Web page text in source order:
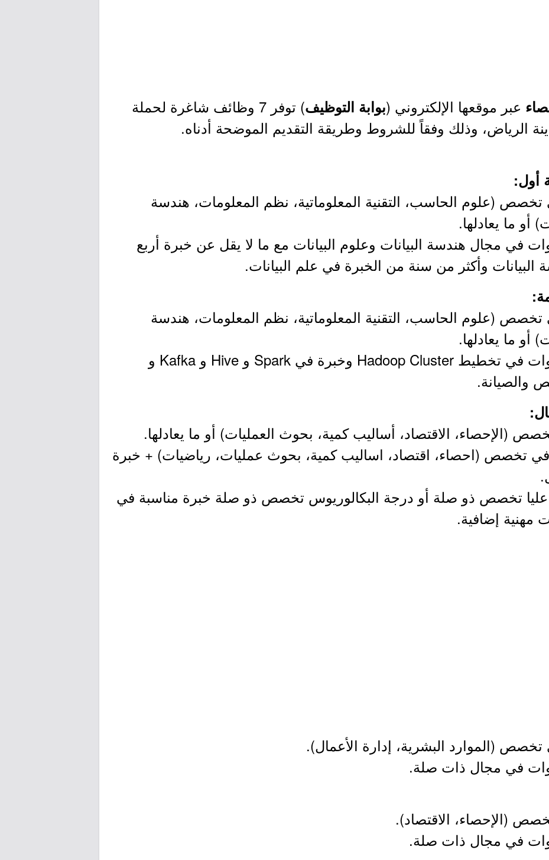
عبر موقعها الإلكتروني (بوابة التوظيف
) توفر 7 وظائف شاغرة لحملة
الرياض، وذلك وفقاً للشروط وطريقة التقديم الموضحة أدناه.
(علوم الحاسب، التقنية المعلوماتية، نظم المعلومات، هندسة
أو ما يعادلها.
لا تقل عن 5 سنوات في مجال هندسة البيانات وعلوم البيانات مع ما لا يقل عن خبرة أربع
وأكثر من سنة من الخبرة في علم البيانات.
(علوم الحاسب، التقنية المعلوماتية، نظم المعلومات، هندسة
أو ما يعادلها.
- خبرة لا تقل عن 5 سنوات في تخطيط Hadoop Cluster وخبرة في Spark و Hive و Kafka و
(الإحصاء، الاقتصاد، أساليب كمية، بحوث العمليات) أو ما يعادلها.
في تخصص (احصاء، اقتصاد، اساليب كمية، بحوث عمليات، رياضيات) + خبرة
عليا تخصص ذو صلة أو درجة البكالوريوس تخصص ذو صلة خبرة مناسبة في
مهنية إضافية.
(الموارد البشرية، إدارة الأعمال).
(الإحصاء، الاقتصاد).